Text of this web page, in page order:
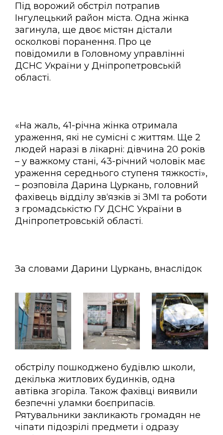
Під ворожий обстріл потрапив
Інгулецький район міста. Одна жінка
загинула, ще двоє містян дістали
осколкові поранення. Про це
повідомили в Головному управлінні
ДСНС України у Дніпропетровській
області.
«На жаль, 41-річна жінка отримала
ураження, які не сумісні с життям. Ще 2
людей наразі в лікарні: дівчина 20 років
– у важкому стані, 43-річний чоловік має
ураження середнього ступеня тяжкості»,
– розповіла Дарина Цуркань, головний
фахівець відділу зв‘язків зі ЗМІ та роботи
з громадськістю ГУ ДСНС України в
Дніпропетровській області.
За словами Дарини Цуркань, внаслідок
обстрілу пошкоджено будівлю школи,
декілька житлових будинків, одна
автівка згоріла. Також фахівці виявили
безпечні уламки боєприпасів.
Рятувальники закликають громадян не
чіпати підозрілі предмети і одразу